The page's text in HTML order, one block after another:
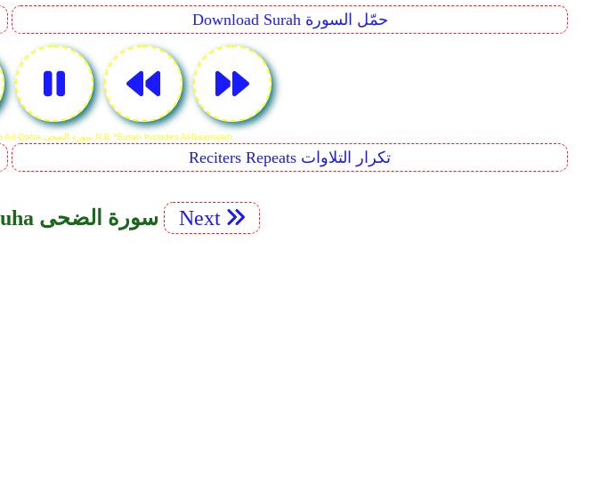
Download Surah حمّل السورة
Reciting Mutarjamah Translation Audio for 93. Surah Ad-Duha سورة الضحى N.B *Surah Includes Al-Basmalah
Reciters Repeats تكرار التلاوات
93. Surah Ad-Duha سورة الضحى Next